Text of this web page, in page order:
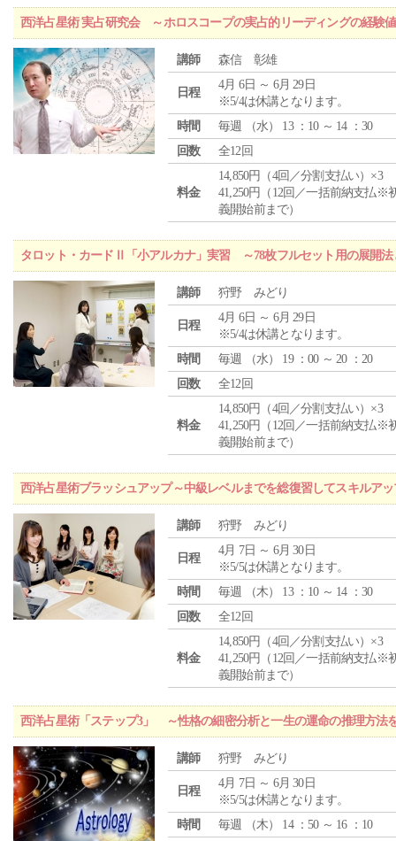
西洋占星術 実占研究会 ～ホロスコープの実占的リーディングの経験
講師 森信 彰雄
日程
4月 6日 ～ 6月 29日
※5/4は休講となります。
時間
毎週 （水） 13 ：10 ～ 14 ：30
回数
全12回
料金
14,850円（4回／分割支払い）×3
41,250円（12回／一括前納支払※
義開始前まで）
タロット・カードⅡ「小アルカナ」実習 ～78枚フルセット用の展開法
講師 狩野 みどり
日程
4月 6日 ～ 6月 29日
※5/4は休講となります。
時間
毎週 （水） 19 ：00 ～ 20 ：20
回数
全12回
料金
14,850円（4回／分割支払い）×3
41,250円（12回／一括前納支払※
義開始前まで）
西洋占星術ブラッシュアップ～中級レベルまでを総復習してスキルア
講師 狩野 みどり
日程
4月 7日 ～ 6月 30日
※5/5は休講となります。
時間
毎週 （木） 13 ：10 ～ 14 ：30
回数
全12回
料金
14,850円（4回／分割支払い）×3
41,250円（12回／一括前納支払※
義開始前まで）
西洋占星術「ステップ3」 ～性格の細密分析と一生の運命の推理方法
講師 狩野 みどり
日程
4月 7日 ～ 6月 30日
※5/5は休講となります。
時間
毎週 （木） 14 ：50 ～ 16 ：10